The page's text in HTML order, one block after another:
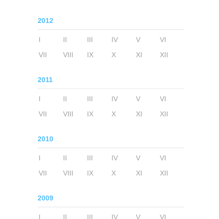
2012
I II III IV V
VI
VII
VIII IX X XI XII
2011
I II III IV V
VI
VII
VIII IX X XI XII
2010
I II III IV V
VI
VII
VIII IX X XI XII
2009
I II III IV V VI